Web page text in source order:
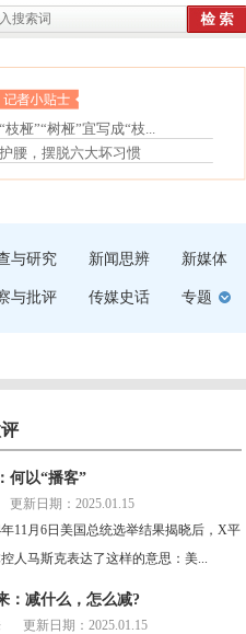
眼白变红或是结膜下出血
“枝桠”“树桠”宜写成“枝...
夏天缓解疲劳有三招
护腰，摆脱六大坏习惯
受伤了冰敷还是热敷
与研究 新闻思辨 新媒体
与批评 传媒史话 专题
何以“播客”
更新日期：2025.01.15
月6日美国总统选举结果揭晓后，X平
人马斯克表达了这样的意思：美...
：减什么，怎么减?
更新日期：2025.01.15